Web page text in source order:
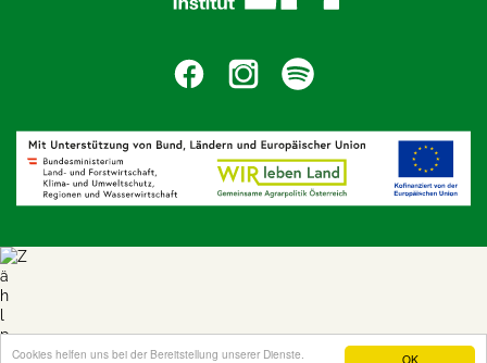
OK
Cookies helfen uns bei der Bereitstellung unserer Dienste.